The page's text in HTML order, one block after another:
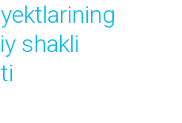
shakli